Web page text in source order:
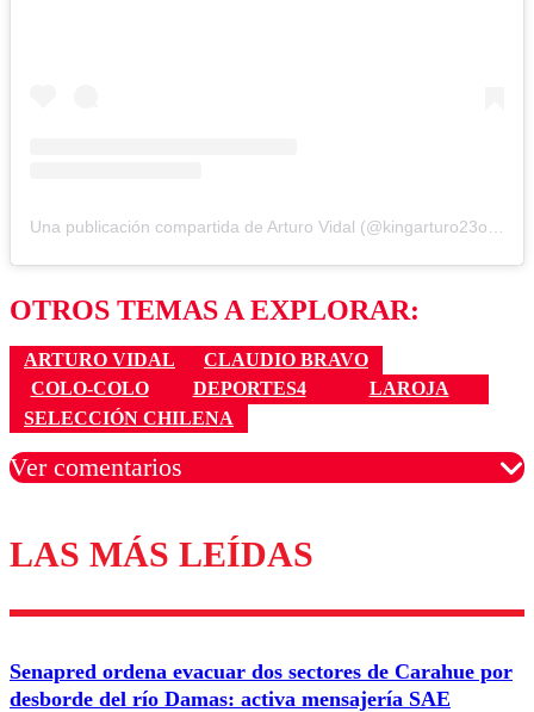
OTROS TEMAS A EXPLORAR:
ARTURO VIDAL
CLAUDIO BRAVO
COLO-COLO
DEPORTES4
LAROJA
SELECCIÓN CHILENA
Ver comentarios
Los comentarios son moderados para garantizar un
diálogo respetuoso.
Correo
LAS MÁS LEÍDAS
Senapred ordena evacuar dos sectores de Carahue por
desborde del río Damas: activa mensajería SAE